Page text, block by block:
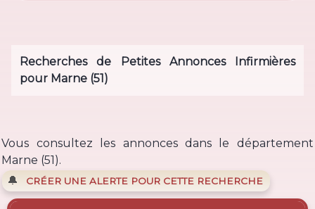
Recherches de Petites Annonces Infirmières
pour Marne (51)
Vous consultez les annonces dans le département
Marne (51).
🔔 CRÉER UNE ALERTE POUR CETTE RECHERCHE